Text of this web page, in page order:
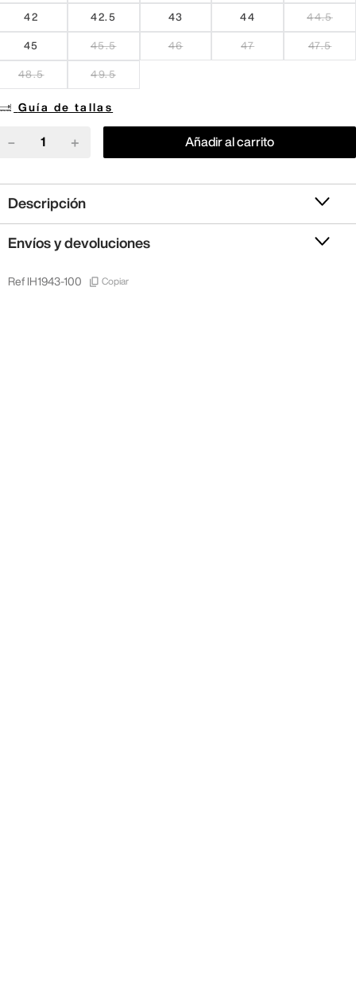
42 42.5 43 44 44.5
45 45.5 46 47 47.5
48.5 49.5
Guía de tallas
＋
－ Añadir al carrito
Descripción
Envíos y devoluciones
Ref IH1943-100 Copiar